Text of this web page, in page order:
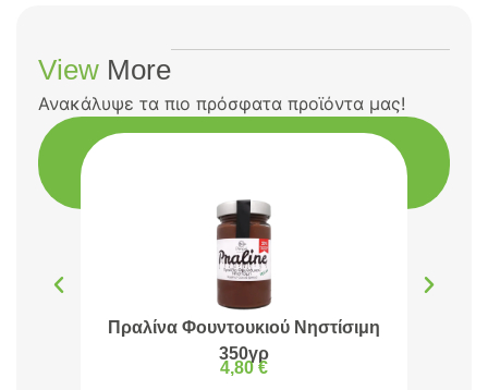
View More
Ανακάλυψε τα πιο πρόσφατα προϊόντα μας!
Πραλίνα Φουντουκιού Νηστίσιμη
350γρ
4,80 €